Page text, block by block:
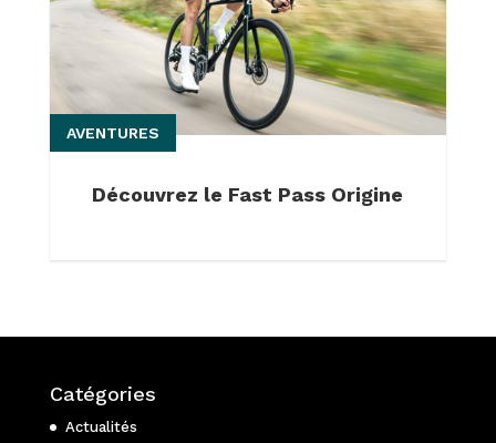
Découvrez le Fast Pass Origine
AVENTURES
Catégories
Actualités